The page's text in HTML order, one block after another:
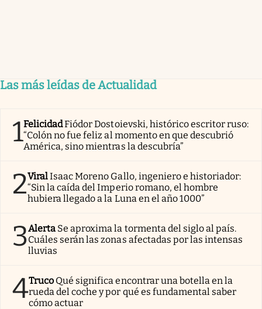
Las más leídas de Actualidad
1FelicidadFiódor Dostoievski, histórico escritor ruso:
“Colón no fue feliz al momento en que descubrió
América, sino mientras la descubría”
2ViralIsaac Moreno Gallo, ingeniero e historiador:
“Sin la caída del Imperio romano, el hombre
hubiera llegado a la Luna en el año 1000”
3Alerta Se aproxima la tormenta del siglo al país.
Cuáles serán las zonas afectadas por las intensas
lluvias
4Truco Qué significa encontrar una botella en la
rueda del coche y por qué es fundamental saber
cómo actuar